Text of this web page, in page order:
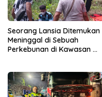
Seorang Lansia Ditemukan
Meninggal di Sebuah
Perkebunan di Kawasan